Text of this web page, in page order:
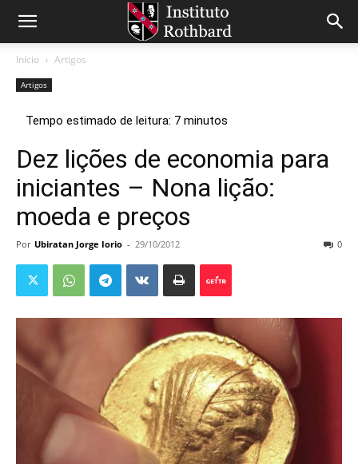
Início Artigos
Artigos
Dez lições de economia para
iniciantes – Nona lição:
moeda e preços
Por Ubiratan Jorge Iorio - 29/10/2012 0